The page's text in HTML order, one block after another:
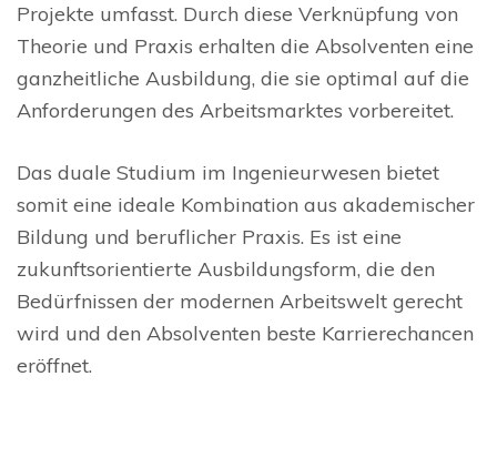
Projekte umfasst. Durch diese Verknüpfung von
Theorie und Praxis erhalten die Absolventen eine
ganzheitliche Ausbildung, die sie optimal auf die
Anforderungen des Arbeitsmarktes vorbereitet.
Das duale Studium im Ingenieurwesen bietet
somit eine ideale Kombination aus akademischer
Bildung und beruflicher Praxis. Es ist eine
zukunftsorientierte Ausbildungsform, die den
Bedürfnissen der modernen Arbeitswelt gerecht
wird und den Absolventen beste Karrierechancen
eröffnet.